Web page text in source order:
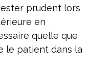
prudent lors
en
quelle que
le patient dans la